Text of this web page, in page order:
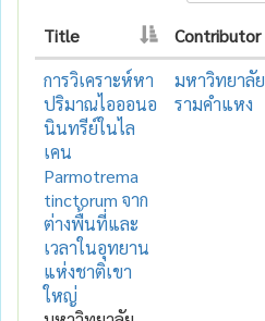
Title Contributor
การวิเคราะห์หา
ปริมาณไอออนอ
นินทรีย์ในไล
เคน
Parmotrema
tinctorum จาก
ต่างพื้นที่และ
เวลาในอุทยาน
แห่งชาติเขา
ใหญ่
มหาวิทยาลัย
รามคำแหง